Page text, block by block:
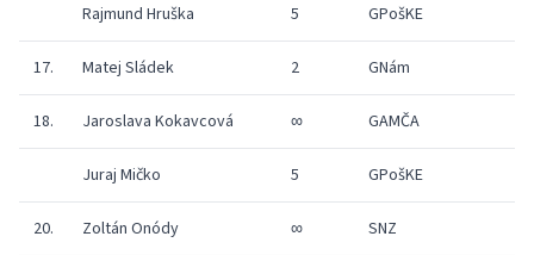
Rajmund Hruška 5 GPošKE
17. Matej Sládek 2 GNám
18. Jaroslava Kokavcová ∞ GAMČA
Juraj Mičko 5 GPošKE
20. Zoltán Onódy ∞ SNZ